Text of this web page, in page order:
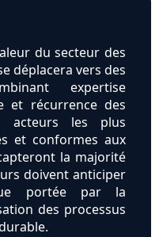
du secteur des
déplacera vers des
expertise
et récurrence des
acteurs les plus
et conformes aux
la majorité
doivent anticiper
portée par la
des processus